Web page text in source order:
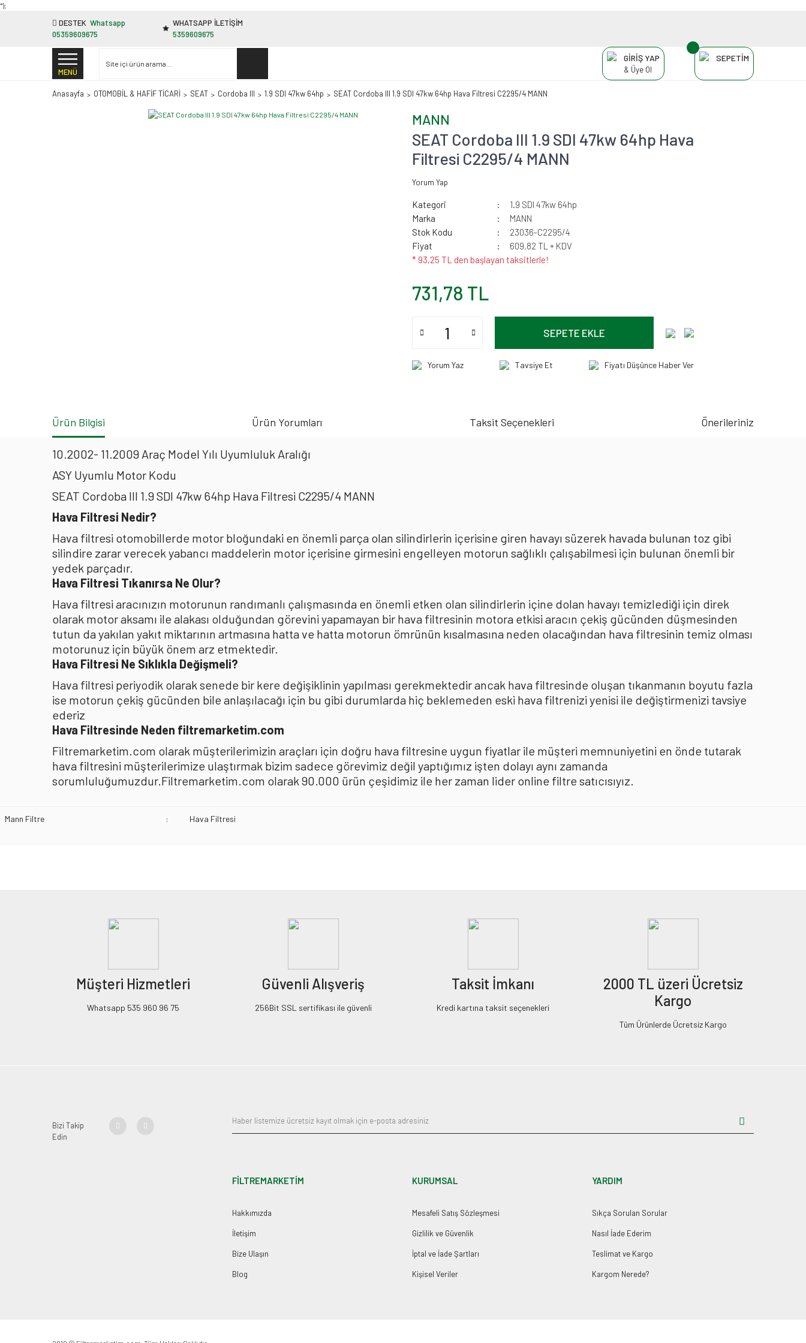
"');
DESTEK Whatsapp
05359609675
WHATSAPP İLETİŞİM
5359609675
MENÜ
GİRİŞ YAP
& Üye Ol
SEPETİM
Anasayfa OTOMOBİL & HAFİF TİCARİ SEAT Cordoba III 1.9 SDI 47kw 64hp SEAT Cordoba III 1.9 SDI 47kw 64hp Hava Filtresi C2295/4 MANN
MANN
SEAT Cordoba III 1.9 SDI 47kw 64hp Hava
Filtresi C2295/4 MANN
Yorum Yap
Kategori
1.9 SDI 47kw 64hp
Marka
MANN
Stok Kodu
23036-C2295/4
Fiyat
609,82 TL + KDV
* 93,25 TL den başlayan taksitlerle!
731,78 TL
SEPETE EKLE
Yorum Yaz Tavsiye Et Fiyatı Düşünce Haber Ver
Ürün Bilgisi Ürün Yorumları Taksit Seçenekleri Önerileriniz
10.2002- 11.2009 Araç Model Yılı Uyumluluk Aralığı
ASY Uyumlu Motor Kodu
SEAT Cordoba III 1.9 SDI 47kw 64hp Hava Filtresi C2295/4 MANN
Hava Filtresi Nedir?
Hava filtresi otomobillerde motor bloğundaki en önemli parça olan silindirlerin içerisine giren havayı süzerek havada bulunan toz gibi
silindire zarar verecek yabancı maddelerin motor içerisine girmesini engelleyen motorun sağlıklı çalışabilmesi için bulunan önemli bir
yedek parçadır.
Hava Filtresi Tıkanırsa Ne Olur?
Hava filtresi aracınızın motorunun randımanlı çalışmasında en önemli etken olan silindirlerin içine dolan havayı temizlediği için direk
olarak motor aksamı ile alakası olduğundan görevini yapamayan bir hava filtresinin motora etkisi aracın çekiş gücünden düşmesinden
tutun da yakılan yakıt miktarının artmasına hatta ve hatta motorun ömrünün kısalmasına neden olacağından hava filtresinin temiz olması
motorunuz için büyük önem arz etmektedir.
Hava Filtresi Ne Sıklıkla Değişmeli?
Hava filtresi periyodik olarak senede bir kere değişiklinin yapılması gerekmektedir ancak hava filtresinde oluşan tıkanmanın boyutu fazla
ise motorun çekiş gücünden bile anlaşılacağı için bu gibi durumlarda hiç beklemeden eski hava filtrenizi yenisi ile değiştirmenizi tavsiye
ederiz
Hava Filtresinde Neden filtremarketim.com
Filtremarketim.com olarak müşterilerimizin araçları için doğru hava filtresine uygun fiyatlar ile müşteri memnuniyetini en önde tutarak
hava filtresini müşterilerimize ulaştırmak bizim sadece görevimiz değil yaptığımız işten dolayı aynı zamanda
sorumluluğumuzdur.Filtremarketim.com olarak 90.000 ürün çeşidimiz ile her zaman lider online filtre satıcısıyız.
Mann Filtre : Hava Filtresi
Müşteri Hizmetleri
Whatsapp 535 960 96 75
Güvenli Alışveriş
256Bit SSL sertifikası ile güvenli
Taksit İmkanı
Kredi kartına taksit seçenekleri
2000 TL üzeri Ücretsiz
Kargo
Tüm Ürünlerde Ücretsiz Kargo
Bizi Takip
Edin
FİLTREMARKETİM
Hakkımızda
İletişim
Bize Ulaşın
Blog
KURUMSAL
Mesafeli Satış Sözleşmesi
Gizlilik ve Güvenlik
İptal ve İade Şartları
Kişisel Veriler
YARDIM
Sıkça Sorulan Sorular
Nasıl İade Ederim
Teslimat ve Kargo
Kargom Nerede?